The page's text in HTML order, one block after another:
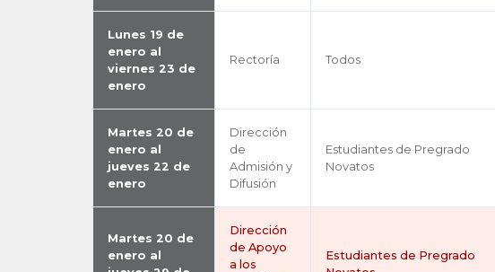
Lunes 19 de
enero al
viernes 23 de
enero
Rectoría Todos
Martes 20 de
enero al
jueves 22 de
enero
Dirección
de
Admisión y
Difusión
Estudiantes de Pregrado
Novatos
Martes 20 de
enero al
Dirección
de Apoyo
a los
Estudiantes de Pregrado